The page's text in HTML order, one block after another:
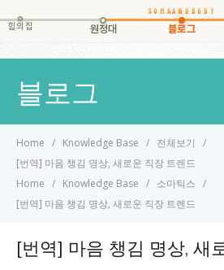
힘의집 원정대 블로그
블로그
Home Knowledge Base
전체보기
[번역] 마음 챙김 명상, 새로운 직장 트렌드
Home
Knowledge Base
소마틱스
[번역] 마음 챙김 명상, 새로운 직장 트렌드
[번역] 마음 챙김 명상, 새